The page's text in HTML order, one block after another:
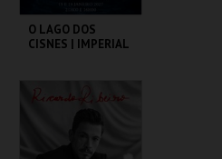
O LAGO DOS
CISNES | IMPERIAL
COLISEU DE LISBOA
MAIS INFO